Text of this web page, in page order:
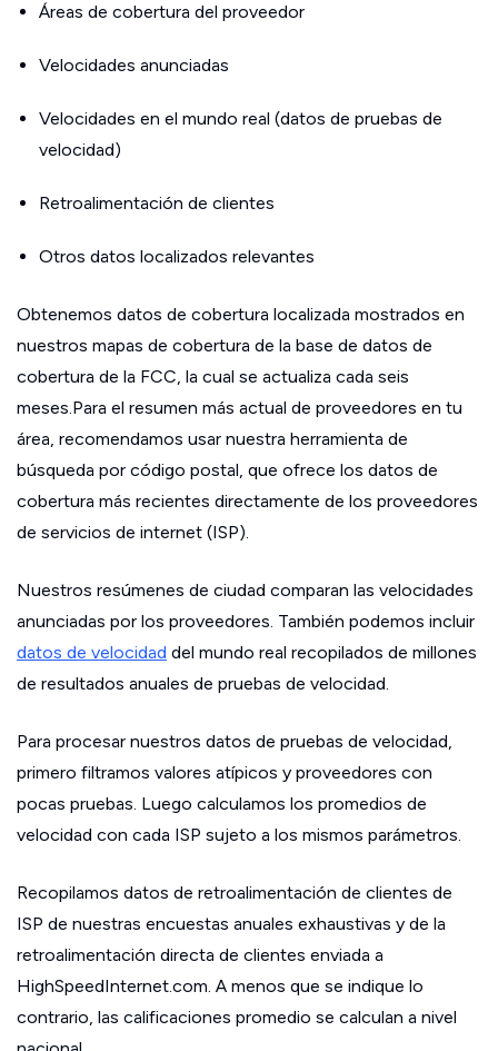
Áreas de cobertura del proveedor
Velocidades anunciadas
Velocidades en el mundo real (datos de pruebas de
velocidad)
Retroalimentación de clientes
Otros datos localizados relevantes
Obtenemos datos de cobertura localizada mostrados en
nuestros mapas de cobertura de la base de datos de
cobertura de la FCC, la cual se actualiza cada seis
meses.Para el resumen más actual de proveedores en tu
área, recomendamos usar nuestra herramienta de
búsqueda por código postal, que ofrece los datos de
cobertura más recientes directamente de los proveedores
de servicios de internet (ISP).
Nuestros resúmenes de ciudad comparan las velocidades
anunciadas por los proveedores. También podemos incluir
datos de velocidad del mundo real recopilados de millones
de resultados anuales de pruebas de velocidad.
Para procesar nuestros datos de pruebas de velocidad,
primero filtramos valores atípicos y proveedores con
pocas pruebas. Luego calculamos los promedios de
velocidad con cada ISP sujeto a los mismos parámetros.
Recopilamos datos de retroalimentación de clientes de
ISP de nuestras encuestas anuales exhaustivas y de la
retroalimentación directa de clientes enviada a
HighSpeedInternet.com. A menos que se indique lo
contrario, las calificaciones promedio se calculan a nivel